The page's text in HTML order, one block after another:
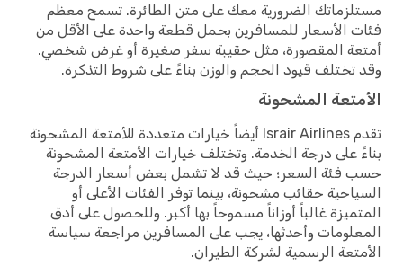
مستلزماتك الضرورية معك على متن الطائرة. تسمح معظم
فئات الأسعار للمسافرين بحمل قطعة واحدة على الأقل من
أمتعة المقصورة، مثل حقيبة سفر صغيرة أو غرض شخصي.
وقد تختلف قيود الحجم والوزن بناءً على شروط التذكرة.
الأمتعة المشحونة
تقدم Israir Airlines أيضاً خيارات متعددة للأمتعة المشحونة
بناءً على درجة الخدمة. وتختلف خيارات الأمتعة المشحونة
حسب فئة السعر؛ حيث قد لا تشمل بعض أسعار الدرجة
السياحية حقائب مشحونة، بينما توفر الفئات الأعلى أو
المتميزة غالباً أوزاناً مسموحاً بها أكبر. وللحصول على أدق
المعلومات وأحدثها، يجب على المسافرين مراجعة سياسة
الأمتعة الرسمية لشركة الطيران.